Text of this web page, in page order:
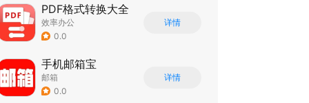
PDF格式转换大全
效率办公
0.0
详情
手机邮箱宝
邮箱
0.0
详情